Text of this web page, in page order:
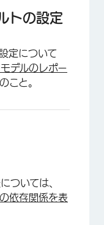
×
トの設定
定について
デルのレポー
こと。
ついては、
依存関係を表